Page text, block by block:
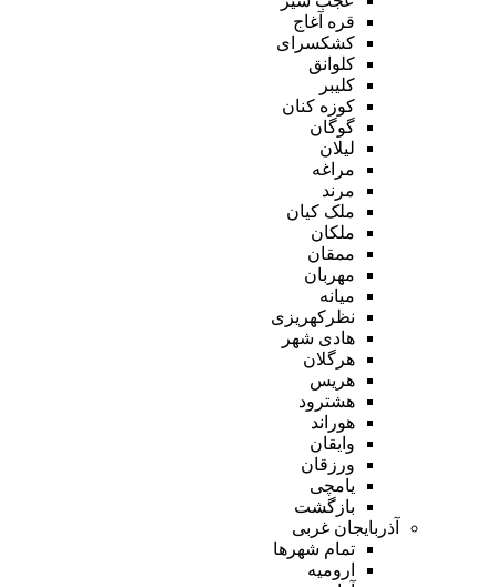
قره آغاج
کشکسرای
کلوانق
کلیبر
کوزه کنان
گوگان
لیلان
مراغه
مرند
ملک کیان
ملکان
ممقان
مهربان
میانه
نظرکهریزی
هادی شهر
هرگلان
هریس
هشترود
هوراند
وایقان
ورزقان
یامچی
بازگشت
آذربایجان غربی
تمام شهر‌ها
ارومیه